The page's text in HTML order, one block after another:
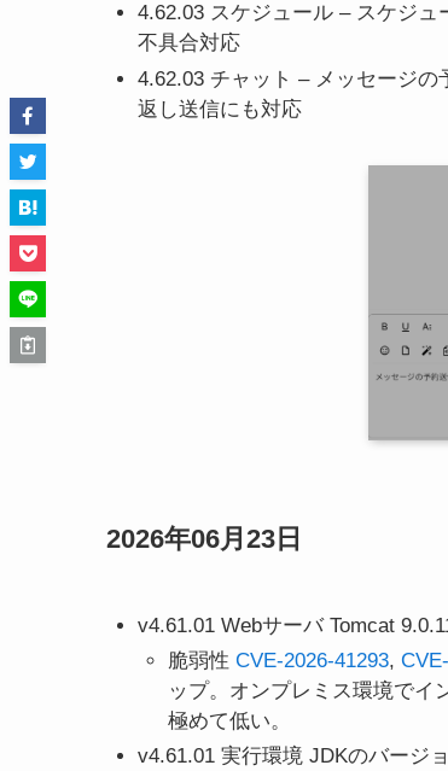
4.62.03 スケジュール – スケジ
不具合対応
4.62.03 チャット – メッセージ
返し送信にも対応
2026年06月23日
v4.61.01 Webサーバ Tomcat
脆弱性 CVE-2026-41293,
ップ。オンプレミス環境でイ
極めて低い。
v4.61.01 実行環境 JDKのバージ